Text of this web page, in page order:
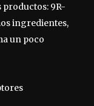
productos: 9R-
ingredientes,
un poco